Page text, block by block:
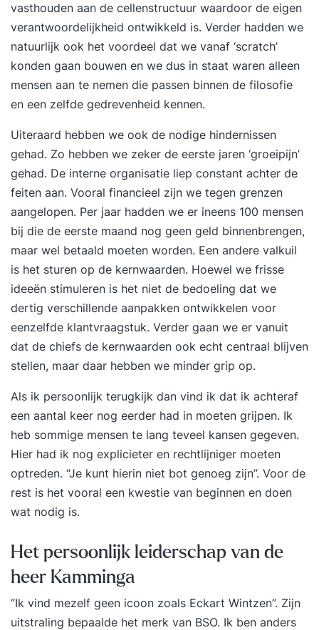
vasthouden aan de cellenstructuur waardoor de eigen
verantwoordelijkheid ontwikkeld is. Verder hadden we
natuurlijk ook het voordeel dat we vanaf ‘scratch’
konden gaan bouwen en we dus in staat waren alleen
mensen aan te nemen die passen binnen de filosofie
en een zelfde gedrevenheid kennen.
Uiteraard hebben we ook de nodige hindernissen
gehad. Zo hebben we zeker de eerste jaren ‘groeipijn’
gehad. De interne organisatie liep constant achter de
feiten aan. Vooral financieel zijn we tegen grenzen
aangelopen. Per jaar hadden we er ineens 100 mensen
bij die de eerste maand nog geen geld binnenbrengen,
maar wel betaald moeten worden. Een andere valkuil
is het sturen op de kernwaarden. Hoewel we frisse
ideeën stimuleren is het niet de bedoeling dat we
dertig verschillende aanpakken ontwikkelen voor
eenzelfde klantvraagstuk. Verder gaan we er vanuit
dat de chiefs de kernwaarden ook echt centraal blijven
stellen, maar daar hebben we minder grip op.
Als ik persoonlijk terugkijk dan vind ik dat ik achteraf
een aantal keer nog eerder had in moeten grijpen. Ik
heb sommige mensen te lang teveel kansen gegeven.
Hier had ik nog explicieter en rechtlijniger moeten
optreden. “Je kunt hierin niet bot genoeg zijn”. Voor de
rest is het vooral een kwestie van beginnen en doen
wat nodig is.
Het persoonlijk leiderschap van de
heer Kamminga
“Ik vind mezelf geen icoon zoals Eckart Wintzen”. Zijn
uitstraling bepaalde het merk van BSO. Ik ben anders